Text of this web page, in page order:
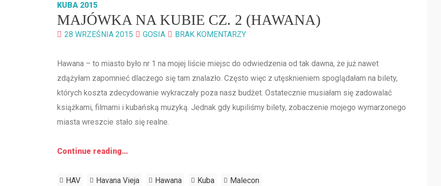
KUBA 2015
MAJÓWKA NA KUBIE CZ. 2 (HAWANA)
28 WRZEŚNIA 2015 GOSIA BRAK KOMENTARZY
Hawana – to miasto było nr 1 na mojej liście miejsc do odwiedzenia od tak dawna, że już nawet
zdążyłam zapomnieć dlaczego się tam znalazło. Często więc z utęsknieniem spoglądałam na bilety,
których koszta zdecydowanie wykraczały poza nasz budżet. Ostatecznie musiałam się zadowalać
książkami, filmami i kubańską muzyką. Jednak gdy kupiliśmy bilety, zobaczenie mojego wymarzonego
miasta wreszcie stało się realne.
Continue reading…
HAV Havana Vieja Hawana Kuba Malecon